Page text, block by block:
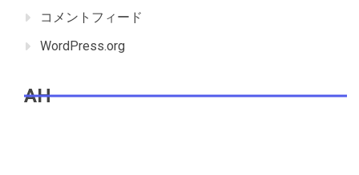
コメントフィード
WordPress.org
AH